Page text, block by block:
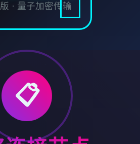
· 量子加密传输
📋